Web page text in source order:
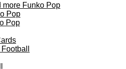
more Funko Pop
Pop
Pop